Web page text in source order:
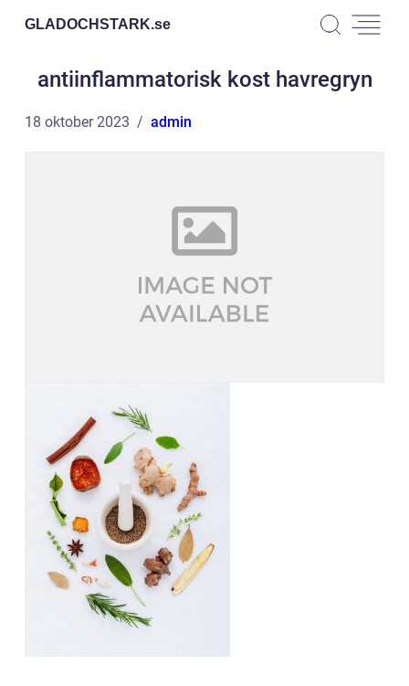
GLADOCHSTARK.se
antiinflammatorisk kost havregryn
18 oktober 2023 admin